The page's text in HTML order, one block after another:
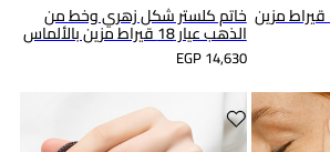
خاتم ذهب باجيت عيار 18 قيراط مزين خاتم كلستر شكل زهري وخط من
الذهب عيار 18 قيراط مزين بالألماس
EGP 14,630